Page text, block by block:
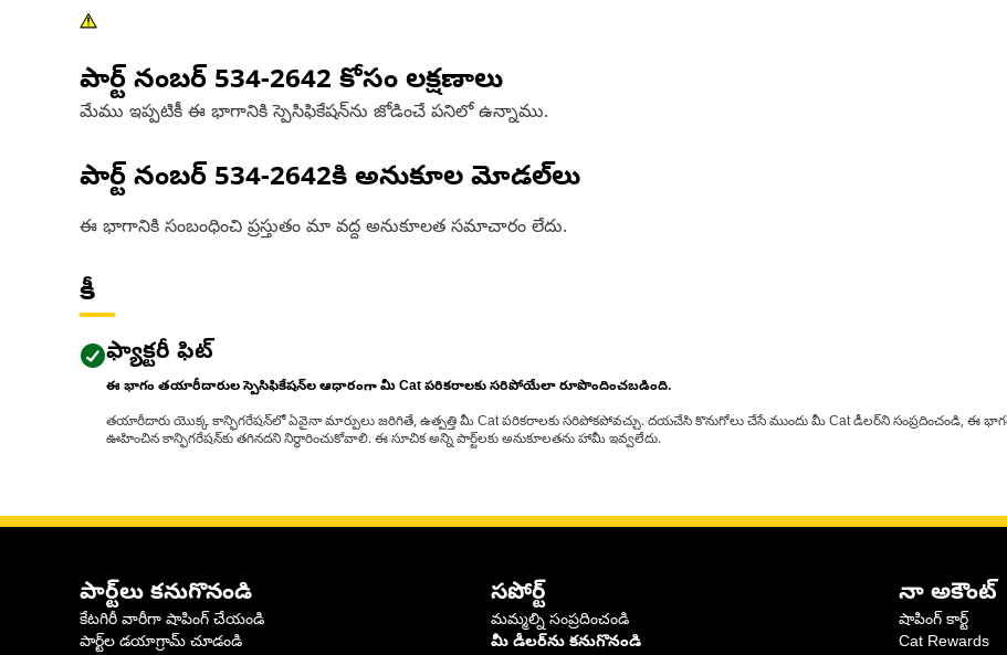
పార్ట్ నంబర్ 534-2642 కోసం లక్షణాలు
మేము ఇప్పటికీ ఈ భాగానికి స్పెసిఫికేషన్‌ను జోడించే పనిలో ఉన్నాము.
పార్ట్ నంబర్ 534-2642కి అనుకూల మోడల్‌లు
ఈ భాగానికి సంబంధించి ప్రస్తుతం మా వద్ద అనుకూలత సమాచారం లేదు.
కీ
ఫ్యాక్టరీ ఫిట్
ఈ భాగం తయారీదారుల స్పెసిఫికేషన్‌ల ఆధారంగా మీ Cat పరికరాలకు సరిపోయేలా రూపొందించబడింది.
తయారీదారు యొక్క కాన్ఫిగరేషన్‌లో ఏవైనా మార్పులు జరిగితే, ఉత్పత్తి మీ Cat పరికరాలకు సరిపోకపోవచ్చు. దయచేసి కొనుగోలు చేసే ముందు మీ Cat డీలర్‌ని సంప్రదించండి, ఈ భాగం
ఊహించిన కాన్ఫిగరేషన్‌కు తగినదని నిర్ధారించుకోవాలి. ఈ సూచిక అన్ని పార్ట్‌లకు అనుకూలతను హామీ ఇవ్వలేదు.
పార్ట్‌లు కనుగొనండి
కేటగిరీ వారీగా షాపింగ్ చేయండి
పార్ట్‌ల డయాగ్రామ్ చూడండి
సపోర్ట్
మమ్మల్ని సంప్రదించండి
మీ డీలర్‌ను కనుగొనండి
నా అకౌంట్
షాపింగ్ కార్ట్
Cat Rewards